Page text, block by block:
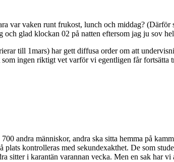
var vaken runt frukost, lunch och middag?
glad klockan 02 på natten eftersom jag ju sov
till 1mars) har gett diffusa order om att
ingen riktigt vet varför vi egentligen får fortsätta
andra människor, andra ska sitta hemma på
kontrolleras med sekundexakthet. De som
sitter i karantän varannan vecka. Men en sak har vi